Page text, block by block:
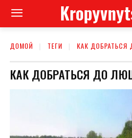
ДОМОЙ ТЕГИ КАК ДОБРАТЬСЯ
КАК ДОБРАТЬСЯ ДО